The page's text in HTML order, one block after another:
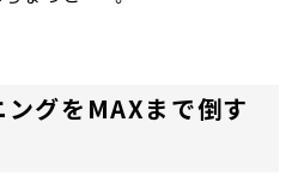
グをMAXまで倒す